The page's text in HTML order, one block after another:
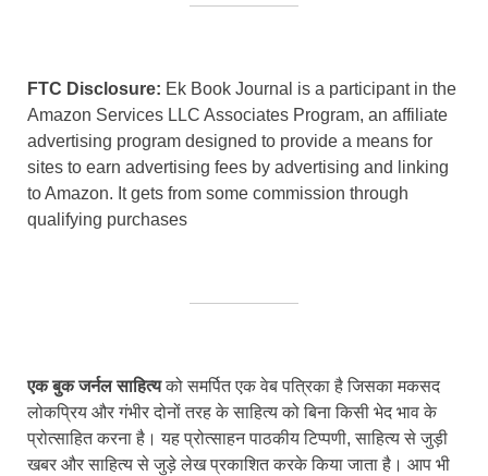
FTC Disclosure: Ek Book Journal is a participant in the
Amazon Services LLC Associates Program, an affiliate
advertising program designed to provide a means for
sites to earn advertising fees by advertising and linking
to Amazon. It gets from some commission through
qualifying purchases
एक बुक जर्नल साहित्यको समर्पित एक वेब पत्रिका है जिसका मकसद
लोकप्रिय और गंभीर दोनों तरह के साहित्य को बिना किसी भेद भाव के
प्रोत्साहित करना है। यह प्रोत्साहन पाठकीय टिप्पणी, साहित्य से जुड़ी
खबर और साहित्य से जुड़े लेख प्रकाशित करके किया जाता है। आप भी